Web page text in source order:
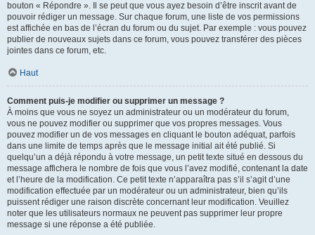
bouton « Répondre ». Il se peut que vous ayez besoin d’être inscrit avant de
pouvoir rédiger un message. Sur chaque forum, une liste de vos permissions
est affichée en bas de l’écran du forum ou du sujet. Par exemple : vous pouvez
publier de nouveaux sujets dans ce forum, vous pouvez transférer des pièces
jointes dans ce forum, etc.
Haut
Comment puis-je modifier ou supprimer un message ?
À moins que vous ne soyez un administrateur ou un modérateur du forum,
vous ne pouvez modifier ou supprimer que vos propres messages. Vous
pouvez modifier un de vos messages en cliquant le bouton adéquat, parfois
dans une limite de temps après que le message initial ait été publié. Si
quelqu’un a déjà répondu à votre message, un petit texte situé en dessous du
message affichera le nombre de fois que vous l’avez modifié, contenant la date
et l’heure de la modification. Ce petit texte n’apparaîtra pas s’il s’agit d’une
modification effectuée par un modérateur ou un administrateur, bien qu’ils
puissent rédiger une raison discrète concernant leur modification. Veuillez
noter que les utilisateurs normaux ne peuvent pas supprimer leur propre
message si une réponse a été publiée.